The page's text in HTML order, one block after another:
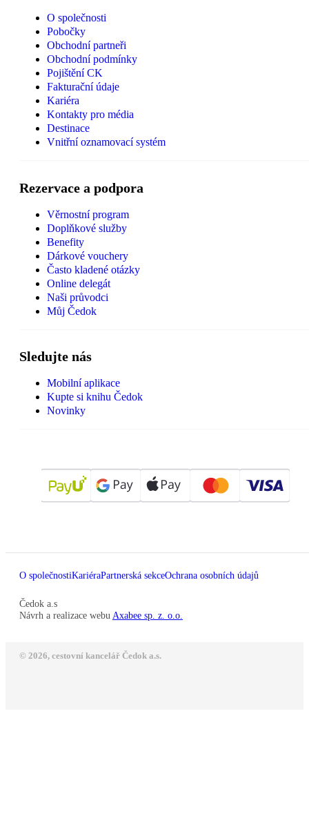
O společnosti
Pobočky
Obchodní partneři
Obchodní podmínky
Pojištění CK
Fakturační údaje
Kariéra
Kontakty pro média
Destinace
Vnitřní oznamovací systém
Rezervace a podpora
Věrnostní program
Doplňkové služby
Benefity
Dárkové vouchery
Často kladené otázky
Online delegát
Naši průvodci
Můj Čedok
Sledujte nás
Mobilní aplikace
Kupte si knihu Čedok
Novinky
O společnostiKariéraPartnerská sekceOchrana osobních údajů
Čedok a.s
Návrh a realizace webu Axabee sp. z. o.o.
© 2026, cestovní kancelář Čedok a.s.